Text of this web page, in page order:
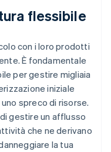
flessibile
con i loro prodotti
È fondamentale
per gestire migliaia
iniziale
spreco di risorse.
gestire un afflusso
che ne derivano
la tua